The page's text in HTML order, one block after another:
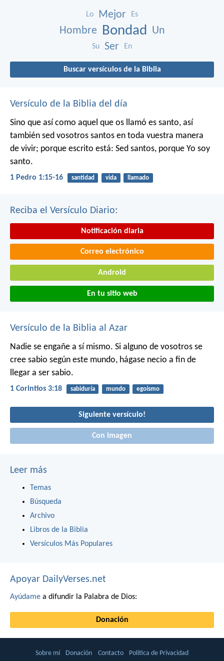
Lo Mejor Es
Hombre Bondad Un
Su Ser En
Buscar versículos de la Biblia
Versículo de la Biblia del día
Sino que así como aquel que os llamó es santo, así
también sed vosotros santos en toda vuestra manera
de vivir; porque escrito está: Sed santos, porque Yo soy
santo.
1 Pedro 1:15-16 santidad vida llamado
Reciba el Versículo Diario:
Notificación diaria
Correo electrónico
Android
En tu sitio web
Versículo de la Biblia al Azar
Nadie se engañe a sí mismo. Si alguno de vosotros se
cree sabio según este mundo, hágase necio a fin de
llegar a ser sabio.
1 Corintios 3:18 sabiduría mundo egoísmo
Siguiente versículo!
Con imagen
Leer más
Temas
Búsqueda
Archivo
Libros de la Biblia
Versículos Más Populares
Apoyar DailyVerses.net
Ayúdame a difundir la Palabra de Dios:
Donación
Sobre mí Donación Contacto Política de Privacidad